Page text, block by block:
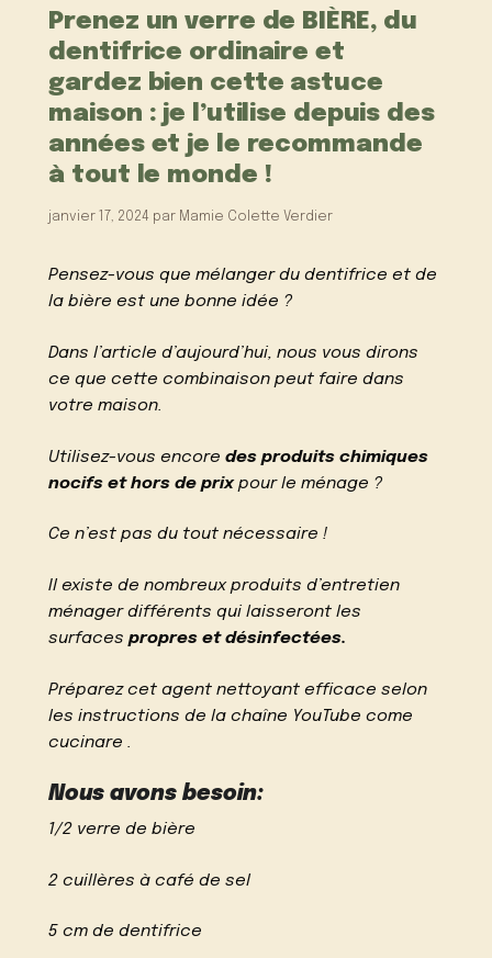
Prenez un verre de BIÈRE, du
dentifrice ordinaire et
gardez bien cette astuce
maison : je l’utilise depuis des
années et je le recommande
à tout le monde !
janvier 17, 2024 par Mamie Colette Verdier
Pensez-vous que mélanger du dentifrice et de
la bière est une bonne idée ?
Dans l’article d’aujourd’hui, nous vous dirons
ce que cette combinaison peut faire dans
votre maison.
Utilisez-vous encoredes produits chimiques
nocifs et hors de prixpour le ménage ?
Ce n’est pas du tout nécessaire !
Il existe de nombreux produits d’entretien
ménager différents qui laisseront les
surfacespropres et désinfectées.
Préparez cet agent nettoyant efficace selon
les instructions de la chaîne YouTube come
cucinare .
Nous avons besoin:
1/2 verre de bière
2 cuillères à café de sel
5 cm de dentifrice